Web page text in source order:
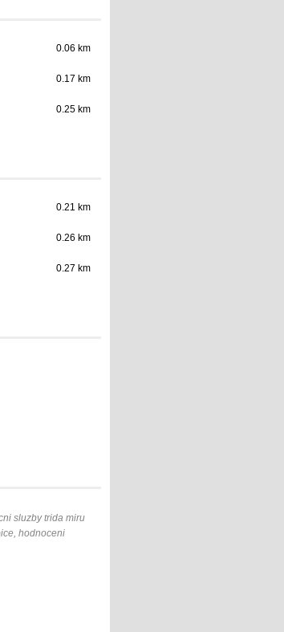
0.06 km
0.17 km
0.25 km
0.21 km
0.26 km
0.27 km
sluzby trida miru
hodnoceni